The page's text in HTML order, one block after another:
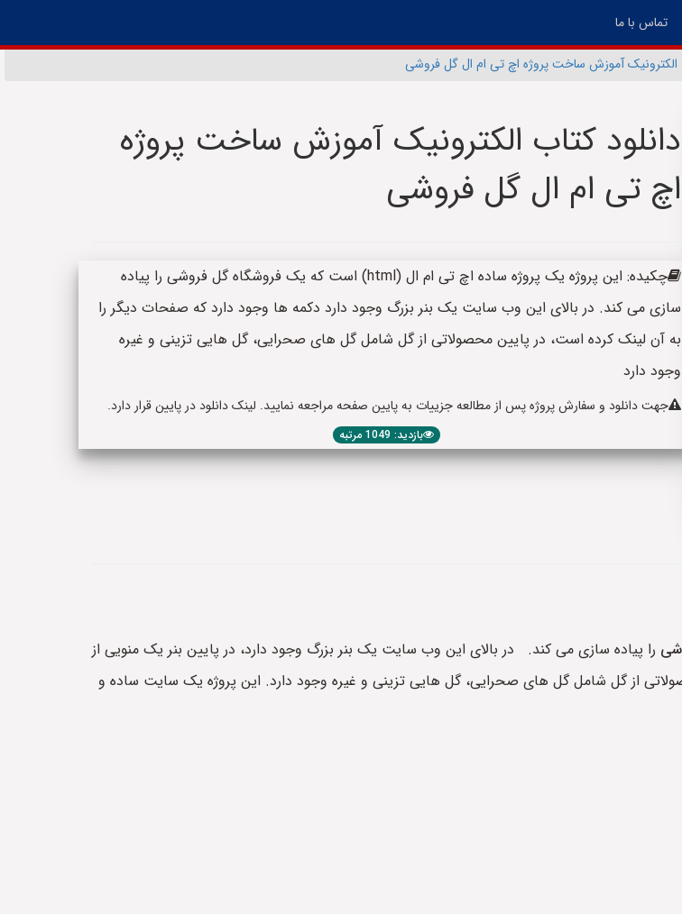
تماس با ما
الکترونیک آموزش ساخت پروژه اچ تی ام ال گل فروشی
دانلود کتاب الکترونیک آموزش ساخت پروژه
اچ تی ام ال گل فروشی
چکیده: این پروژه یک پروژه ساده اچ تی ام ال (html) است که یک فروشگاه گل فروشی را پیاده
سازی می کند. در بالای این وب سایت یک بنر بزرگ وجود دارد دکمه ها وجود دارد که صفحات دیگر را
به آن لینک کرده است، در پایین محصولاتی از گل شامل گل های صحرایی، گل هایی تزینی و غیره
وجود دارد
جهت دانلود و سفارش پروژه پس از مطالعه جزییات به پایین صفحه مراجعه نمایید. لینک دانلود در پایین قرار دارد.
بازدید: 1049 مرتبه
را پیاده سازی می کند. در بالای این وب سایت یک بنر بزرگ وجود دارد، در پایین بنر یک منویی از
از گل شامل گل های صحرایی، گل هایی تزینی و غیره وجود دارد. این پروژه یک سایت ساده و